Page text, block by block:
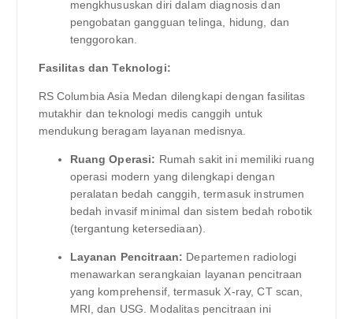
mengkhususkan diri dalam diagnosis dan
pengobatan gangguan telinga, hidung, dan
tenggorokan.
Fasilitas dan Teknologi:
RS Columbia Asia Medan dilengkapi dengan fasilitas
mutakhir dan teknologi medis canggih untuk
mendukung beragam layanan medisnya.
Ruang Operasi: Rumah sakit ini memiliki ruang
operasi modern yang dilengkapi dengan
peralatan bedah canggih, termasuk instrumen
bedah invasif minimal dan sistem bedah robotik
(tergantung ketersediaan).
Layanan Pencitraan: Departemen radiologi
menawarkan serangkaian layanan pencitraan
yang komprehensif, termasuk X-ray, CT scan,
MRI, dan USG. Modalitas pencitraan ini